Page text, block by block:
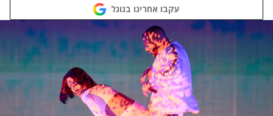
עקבו אחרינו בגוגל